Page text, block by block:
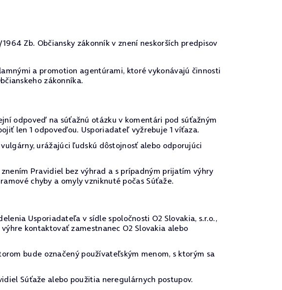
Zb. Občiansky zákonník v znení neskorších predpisov
a promotion agentúrami, ktoré vykonávajú činnosti
zákonníka.
odpoveď na súťažnú otázku v komentári pod súťažným
len 1 odpoveďou. Usporiadateľ vyžrebuje 1 víťaza.
urážajúci ľudskú dôstojnosť alebo odporujúci
Pravidiel bez výhrad a s prípadným prijatím výhry
chyby a omyly vzniknuté počas Súťaže.
Usporiadateľa v sídle spoločnosti O2 Slovakia, s.r.o.,
kontaktovať zamestnanec O2 Slovakia alebo
bude označený používateľským menom, s ktorým sa
Súťaže alebo použitia neregulárnych postupov.